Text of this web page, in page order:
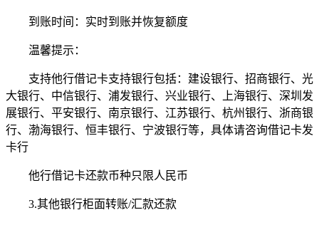
到账时间：实时到账并恢复额度
温馨提示：
支持他行借记卡支持银行包括：建设银行、招商银行、光
大银行、中信银行、浦发银行、兴业银行、上海银行、深圳发
展银行、平安银行、南京银行、江苏银行、杭州银行、浙商银
行、渤海银行、恒丰银行、宁波银行等，具体请咨询借记卡发
卡行
他行借记卡还款币种只限人民币
3.其他银行柜面转账/汇款还款